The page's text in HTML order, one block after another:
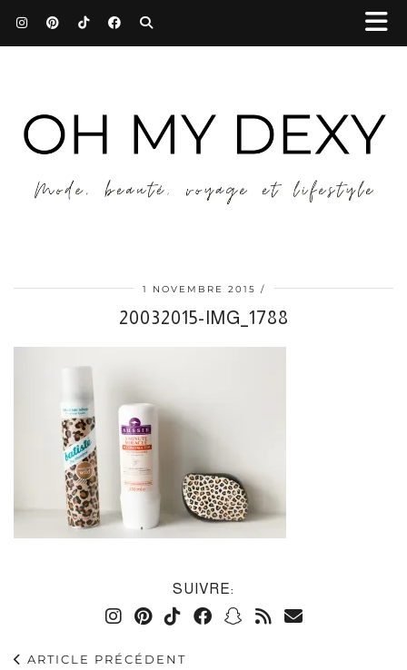
1 NOVEMBRE 2015
20032015-IMG_1788
SUIVRE:
ARTICLE PRÉCÉDENT